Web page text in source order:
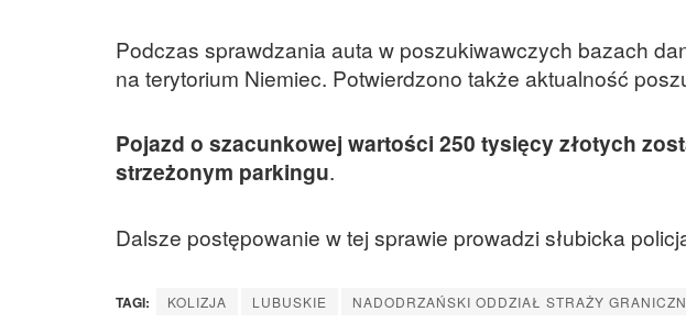
Podczas sprawdzania auta w poszukiwawczych bazach
na terytorium Niemiec. Potwierdzono także aktualność
Pojazd o szacunkowej wartości 250 tysięcy złotych
strzeżonym parkingu.
Dalsze postępowanie w tej sprawie prowadzi słubicka
TAGI: KOLIZJA LUBUSKIE NADODRZAŃSKI ODDZIAŁ STRAŻY